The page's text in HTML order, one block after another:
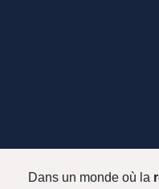
Dans un monde où la